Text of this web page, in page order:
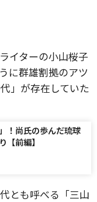
イターの小山桜子
に群雄割拠のアツ
」が存在していた
！尚氏の歩んだ琉球
【前編】
とも呼べる「三山